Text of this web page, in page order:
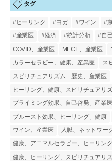
タグ
#ヒーリング #ヨガ #ワイン #
#産業医
#経済 #統計分析 #自
COVID、産業医
MECE、産業医
カラーセラピー、健康、産業医
ス
スピリチュアリズム、歴史、産業医
ヒーリング、健康、スピリチュアリ
プライミング効果、自己啓発、産業医
プルースト効果、ヒーリング、健康
ワイン、産業医
人脈、ネットワー
健康、アニマルセラピー、ヒーリン
健康、ヒーリング、スピリチュアリ